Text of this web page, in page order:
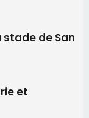
à Cruculi le